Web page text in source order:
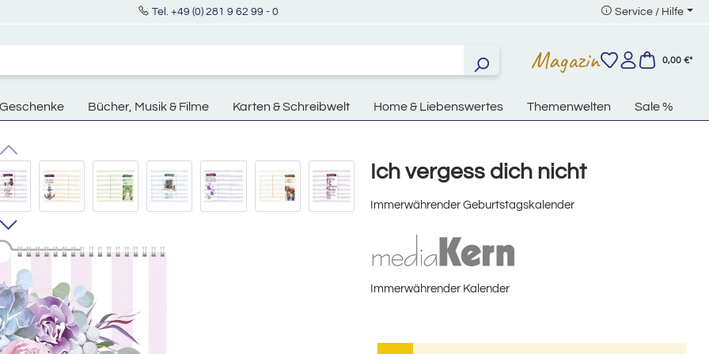
Tel. +49 (0) 281 9 62 99 - 0 Service / Hilfe
Magazin 0,00 €*
Geschenke Bücher, Musik & Filme Karten & Schreibwelt Home & Liebenswertes Themenwelten Sale %
Ich vergess dich nicht
Immerwährender Geburtstagskalender
Immerwährender Kalender